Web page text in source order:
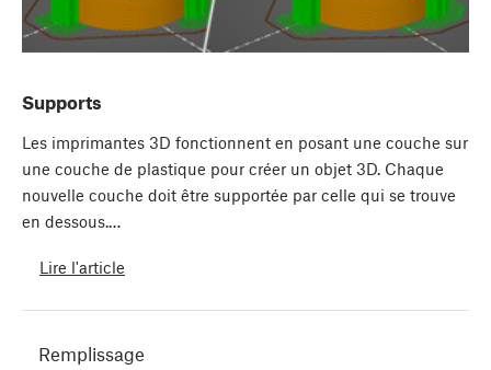
Supports
Les imprimantes 3D fonctionnent en posant une couche sur
une couche de plastique pour créer un objet 3D. Chaque
nouvelle couche doit être supportée par celle qui se trouve
en dessous.…
Lire l'article
Remplissage